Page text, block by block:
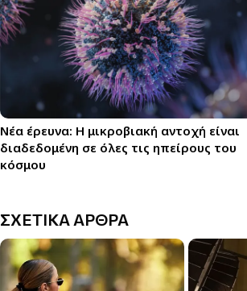
Νέα έρευνα: Η μικροβιακή αντοχή είναι
διαδεδομένη σε όλες τις ηπείρους του
κόσμου
ΣΧΕΤΙΚΑ ΑΡΘΡΑ